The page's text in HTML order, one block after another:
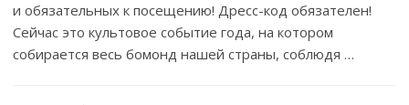
и обязательных к посещению! Дресс-код обязателен!
Сейчас это культовое событие года, на котором
собирается весь бомонд нашей страны, соблюдя …